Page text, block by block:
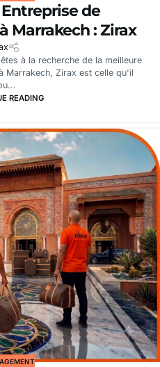
de
Marrakech : Zirax
à la recherche de la meilleure
Marrakech, Zirax est celle qu'il
READING